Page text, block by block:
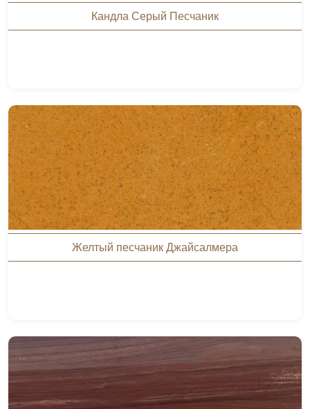
Кандла Серый Песчаник
Желтый песчаник Джайсалмера